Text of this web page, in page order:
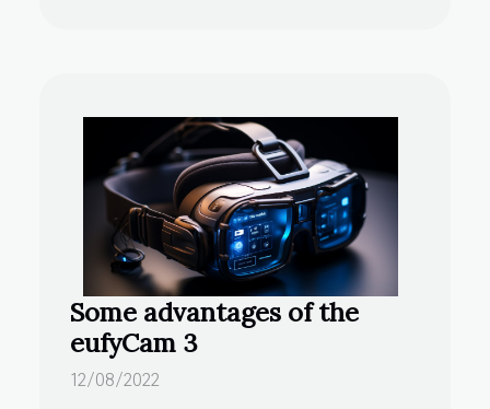
Some advantages of the
eufyCam 3
12/08/2022